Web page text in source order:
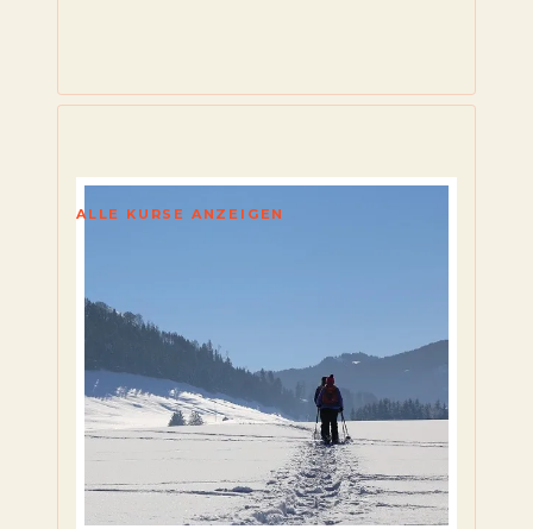
ALLE KURSE ANZEIGEN